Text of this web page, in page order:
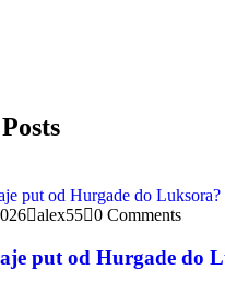
alex55 0 Comments
put od Hurgade do